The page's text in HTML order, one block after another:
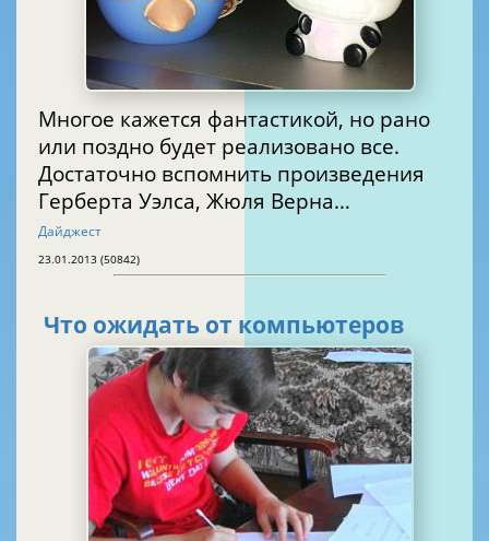
Многое кажется фантастикой, но рано
или поздно будет реализовано все.
Достаточно вспомнить произведения
Герберта Уэлса, Жюля Верна…
Дайджест
23.01.2013 (50842)
Что ожидать от компьютеров